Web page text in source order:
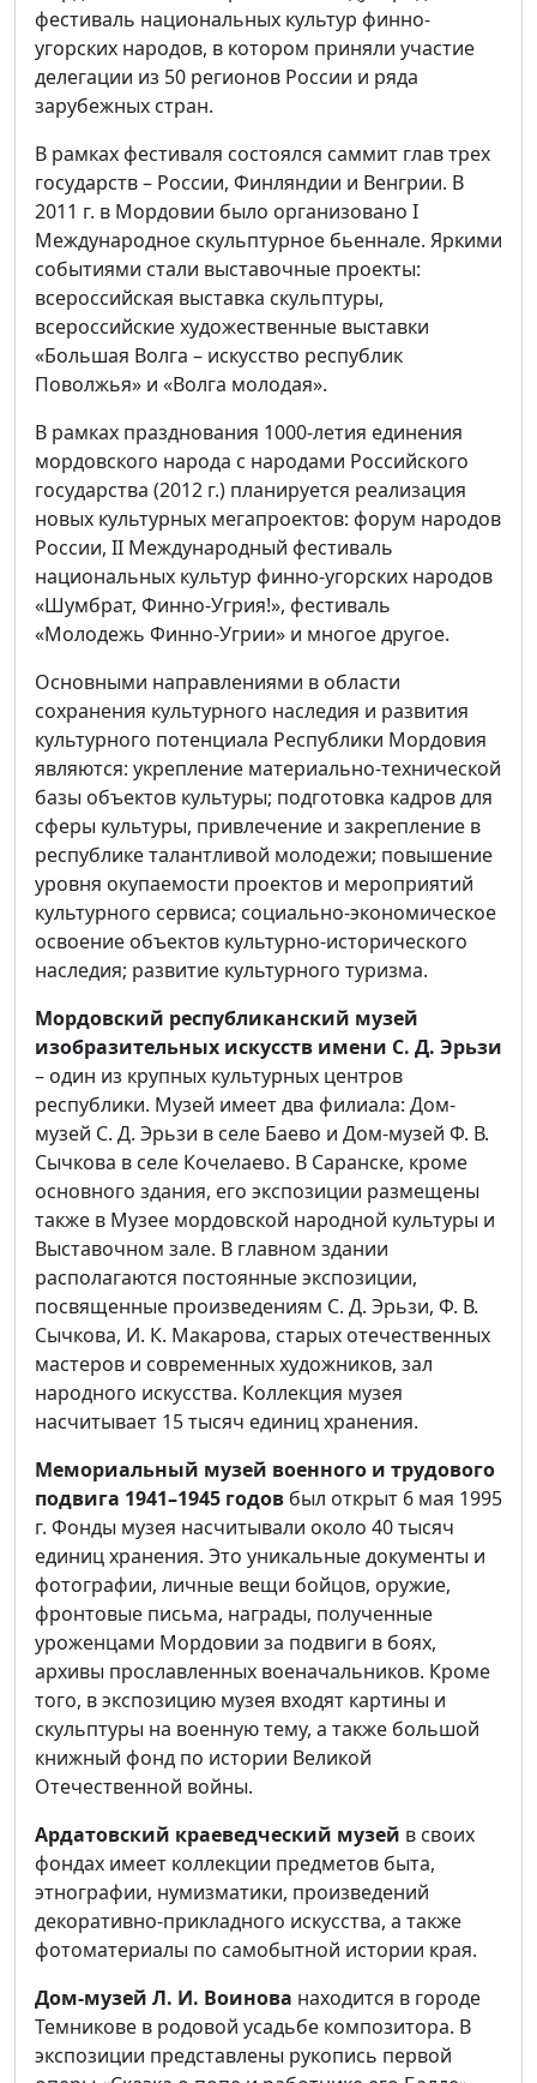
фестиваль национальных культур финно-
угорских народов, в котором приняли участие
делегации из 50 регионов России и ряда
зарубежных стран.
В рамках фестиваля состоялся саммит глав трех
государств – России, Финляндии и Венгрии. В
2011 г. в Мордовии было организовано I
Международное скульптурное бьеннале. Яркими
событиями стали выставочные проекты:
всероссийская выставка скульптуры,
всероссийские художественные выставки
«Большая Волга – искусство республик
Поволжья» и «Волга молодая».
В рамках празднования 1000-летия единения
мордовского народа с народами Российского
государства (2012 г.) планируется реализация
новых культурных мегапроектов: форум народов
России, II Международный фестиваль
национальных культур финно-угорских народов
«Шумбрат, Финно-Угрия!», фестиваль
«Молодежь Финно-Угрии» и многое другое.
Основными направлениями в области
сохранения культурного наследия и развития
культурного потенциала Республики Мордовия
являются: укрепление материально-технической
базы объектов культуры; подготовка кадров для
сферы культуры, привлечение и закрепление в
республике талантливой молодежи; повышение
уровня окупаемости проектов и мероприятий
культурного сервиса; социально-экономическое
освоение объектов культурно-исторического
наследия; развитие культурного туризма.
Мордовский республиканский музей
изобразительных искусств имени С. Д. Эрьзи
– один из крупных культурных центров
республики. Музей имеет два филиала: Дом-
музей С. Д. Эрьзи в селе Баево и Дом-музей Ф. В.
Сычкова в селе Кочелаево. В Саранске, кроме
основного здания, его экспозиции размещены
также в Музее мордовской народной культуры и
Выставочном зале. В главном здании
располагаются постоянные экспозиции,
посвященные произведениям С. Д. Эрьзи, Ф. В.
Сычкова, И. К. Макарова, старых отечественных
мастеров и современных художников, зал
народного искусства. Коллекция музея
насчитывает 15 тысяч единиц хранения.
Мемориальный музей военного и трудового
подвига 1941–1945 годов был открыт 6 мая 1995
г. Фонды музея насчитывали около 40 тысяч
единиц хранения. Это уникальные документы и
фотографии, личные вещи бойцов, оружие,
фронтовые письма, награды, полученные
уроженцами Мордовии за подвиги в боях,
архивы прославленных военачальников. Кроме
того, в экспозицию музея входят картины и
скульптуры на военную тему, а также большой
книжный фонд по истории Великой
Отечественной войны.
Ардатовский краеведческий музей в своих
фондах имеет коллекции предметов быта,
этнографии, нумизматики, произведений
декоративно-прикладного искусства, а также
фотоматериалы по самобытной истории края.
Дом-музей Л. И. Воинова находится в городе
Темникове в родовой усадьбе композитора. В
экспозиции представлены рукопись первой